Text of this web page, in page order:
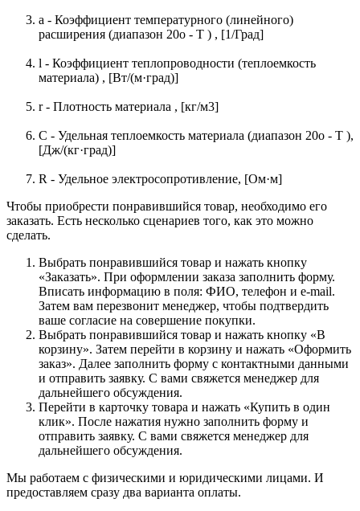
a - Коэффициент температурного (линейного)
расширения (диапазон 20o - T ) , [1/Град]
l - Коэффициент теплопроводности (теплоемкость
материала) , [Вт/(м·град)]
r - Плотность материала , [кг/м3]
C - Удельная теплоемкость материала (диапазон 20o - T ),
[Дж/(кг·град)]
R - Удельное электросопротивление, [Ом·м]
Чтобы приобрести понравившийся товар, необходимо его
заказать. Есть несколько сценариев того, как это можно
сделать.
Выбрать понравившийся товар и нажать кнопку
«Заказать». При оформлении заказа заполнить форму.
Вписать информацию в поля: ФИО, телефон и e-mail.
Затем вам перезвонит менеджер, чтобы подтвердить
ваше согласие на совершение покупки.
Выбрать понравившийся товар и нажать кнопку «В
корзину». Затем перейти в корзину и нажать «Оформить
заказ». Далее заполнить форму с контактными данными
и отправить заявку. С вами свяжется менеджер для
дальнейшего обсуждения.
Перейти в карточку товара и нажать «Купить в один
клик». После нажатия нужно заполнить форму и
отправить заявку. С вами свяжется менеджер для
дальнейшего обсуждения.
Мы работаем с физическими и юридическими лицами. И
предоставляем сразу два варианта оплаты.